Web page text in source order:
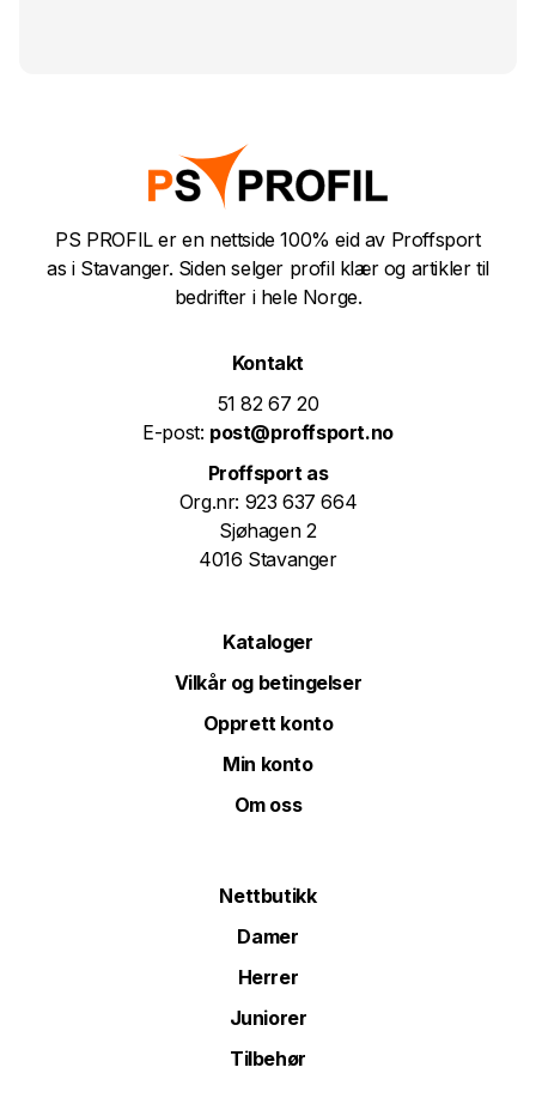
PS PROFIL er en nettside 100% eid av Proffsport
as i Stavanger. Siden selger profil klær og artikler til
bedrifter i hele Norge.
Kontakt
51 82 67 20
E-post: post@proffsport.no
Proffsport as
Org.nr: 923 637 664
Sjøhagen 2
4016 Stavanger
Kataloger
Vilkår og betingelser
Opprett konto
Min konto
Om oss
Nettbutikk
Damer
Herrer
Juniorer
Tilbehør